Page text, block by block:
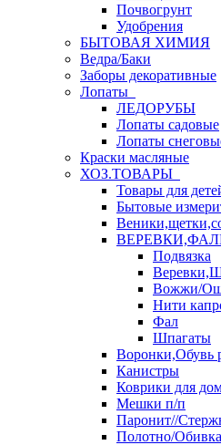
Почвогрунт
Удобрения
БЫТОВАЯ ХИМИЯ
Ведра/Баки
Заборы декоративные
Лопаты
ЛЕДОРУБЫ
Лопаты садовые
Лопаты
Краски масляные
ХОЗ.ТОВАРЫ
Товары для
Бытовые
Подвязка
Вожжи/
Нити
Фал
Шпагаты
Воронки,Обувь
Канистры
Коврики для
Мешки п/п
Паронит//
Полотно/Обивка